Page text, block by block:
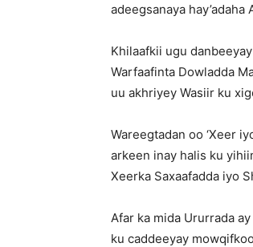
adeegsanaya hay’adaha
Khilaafkii ugu
Warfaafinta Dowladda
uu akhriyey Wasiir ku
Wareegtadan oo ‘Xeer
arkeen inay halis ku
Xeerka Saxaafadda iyo
Afar ka mida Ururrada
ku caddeeyay